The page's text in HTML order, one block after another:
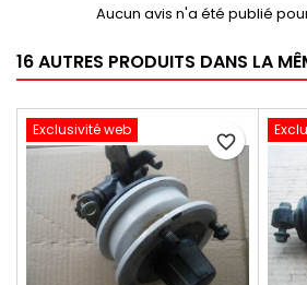
Aucun avis n'a été publié
16 AUTRES PRODUITS DANS LA
Exclusivité web
favorite_border